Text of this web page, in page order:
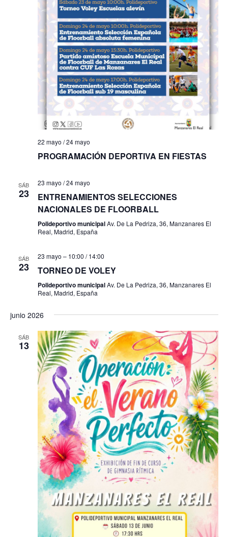
s
t
a
s
d
e
E
v
o
22 mayo /24 mayo
PROGRAMACIÓN DEPORTIVA EN FIESTAS
SÁB
23
23 mayo /24 mayo
ENTRENAMIENTOS SELECCIONES
NACIONALES DE FLOORBALL
Polideportivo municipalAv. De La Pedriza, 36, Manzanares El
Real, Madrid, España
SÁB
23
23 mayo – 10:00 /14:00
TORNEO DE VOLEY
Polideportivo municipalAv. De La Pedriza, 36, Manzanares El
Real, Madrid, España
junio 2026
SÁB
13